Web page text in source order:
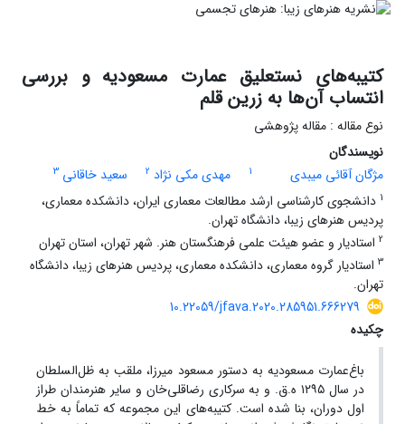
کتیبه‌های نستعلیق عمارت مسعودیه و بررسی
انتساب آن‌ها به زرین قلم
نوع مقاله : مقاله پژوهشی
نویسندگان
مژگان آقائی میبدی
1 مهدی مکی نژاد 2 سعید خاقانی 3
1 دانشجوی کارشناسی ارشد مطالعات معماری ایران، دانشکده معماری،
پردیس هنرهای زیبا، دانشگاه تهران.
2 استادیار و عضو هیئت علمی فرهنگستان هنر. شهر تهران، استان تهران
3 استادیار گروه معماری، دانشکده معماری، پردیس هنرهای زیبا، دانشگاه
تهران.
10.22059/jfava.2020.285951.666279
چکیده
باغ‌عمارت مسعودیه به دستور مسعود میرزا، ملقب به ظل‌السلطان
در سال ۱۲۹۵ ه.ق‌. و به سرکاری رضاقلی‌خان و سایر هنرمندان طراز
اول دوران، بنا شده است‌. کتیبه‌های این مجموعه که تماماً به خط